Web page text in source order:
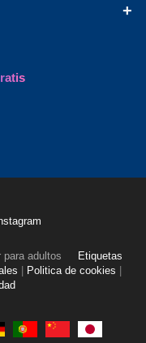
+
adultos
Etiquetas
Politica de cookies